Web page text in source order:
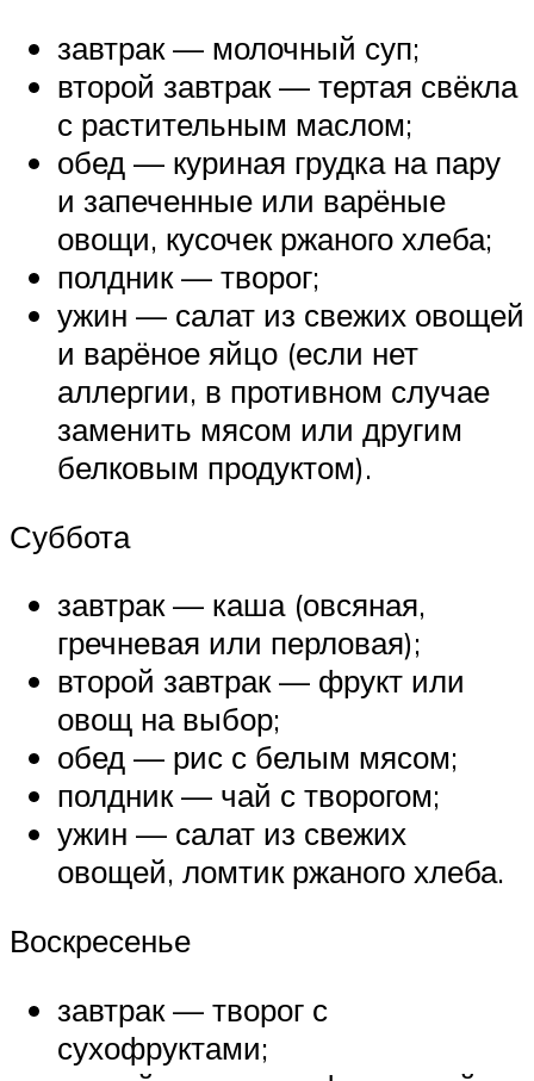
завтрак — молочный суп;
второй завтрак — тертая свёкла
с растительным маслом;
обед — куриная грудка на пару
и запеченные или варёные
овощи, кусочек ржаного хлеба;
полдник — творог;
ужин — салат из свежих овощей
и варёное яйцо (если нет
аллергии, в противном случае
заменить мясом или другим
белковым продуктом).
Суббота
завтрак — каша (овсяная,
гречневая или перловая);
второй завтрак — фрукт или
овощ на выбор;
обед — рис с белым мясом;
полдник — чай с творогом;
ужин — салат из свежих
овощей, ломтик ржаного хлеба.
Воскресенье
завтрак — творог с
сухофруктами;